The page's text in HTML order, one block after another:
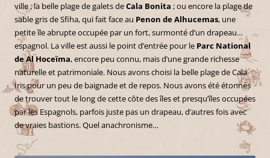
ville ; la belle plage de galets deCala Bonita ; ou encore la plage de
sable gris de Sfiha, qui fait face au Penon de Alhucemas, une
petite île abrupte occupée par un fort, surmonté d’un drapeau…
espagnol. La ville est aussi le point d’entrée pour le Parc National
de Al Hoceïma, encore peu connu, mais d’une grande richesse
naturelle et patrimoniale. Nous avons choisi la belle plage de Cala
Iris pour un peu de baignade et de repos. Nous avons été étonnés
de trouver tout le long de cette côte des îles et presqu’îles occupées
par les Espagnols, parfois juste pas un drapeau, d’autres fois avec
de vraies bastions. Quel anachronisme…